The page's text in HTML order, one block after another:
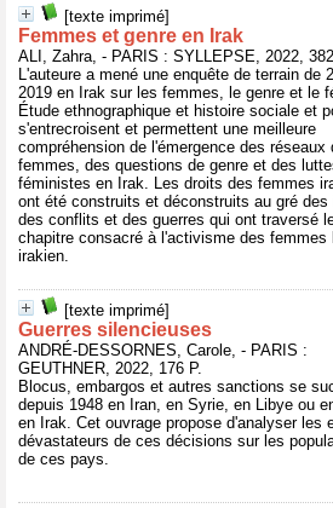
[texte imprimé]
Femmes et genre en Irak
ALI, Zahra, - PARIS : SYLLEPSE, 2022,
L'auteure a mené une enquête de terrain de
2019 en Irak sur les femmes, le genre et le
Étude ethnographique et histoire sociale et
s'entrecroisent et permettent une meilleure
compréhension de l'émergence des réseaux
femmes, des questions de genre et des
féministes en Irak. Les droits des femmes
ont été construits et déconstruits au gré
des conflits et des guerres qui ont traversé
chapitre consacré à l'activisme des femmes
irakien.
[texte imprimé]
Guerres silencieuses
ANDRÉ-DESSORNES, Carole, - PARIS :
GEUTHNER, 2022, 176 P.
Blocus, embargos et autres sanctions se
depuis 1948 en Iran, en Syrie, en Libye ou
en Irak. Cet ouvrage propose d'analyser les
dévastateurs de ces décisions sur les
de ces pays.